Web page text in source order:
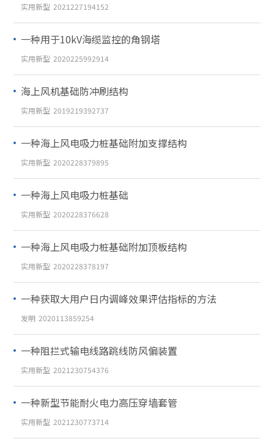
实用新型 2021227194152
一种用于10kV海缆监控的角钢塔
实用新型 2020225992914
海上风机基础防冲刷结构
实用新型 2019219392737
一种海上风电吸力桩基础附加支撑结构
实用新型 2020228379895
一种海上风电吸力桩基础
实用新型 2020228376628
一种海上风电吸力桩基础附加顶板结构
实用新型 2020228378197
一种获取大用户日内调峰效果评估指标的方法
发明 2020113859254
一种阻拦式输电线路跳线防风偏装置
实用新型 2021230754376
一种新型节能耐火电力高压穿墙套管
实用新型 2021230773714